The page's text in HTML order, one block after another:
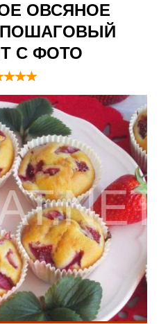
ОВСЯНОЕ
ПОШАГОВЫЙ
С ФОТО